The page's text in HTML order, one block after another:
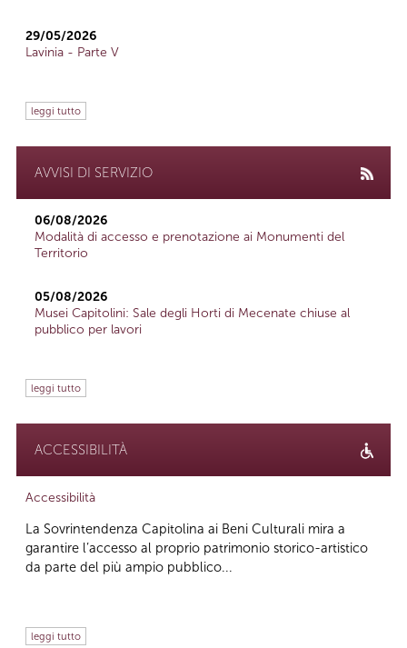
29/05/2026
Lavinia - Parte V
leggi tutto
AVVISI DI SERVIZIO
06/08/2026
Modalità di accesso e prenotazione ai Monumenti del
Territorio
05/08/2026
Musei Capitolini: Sale degli Horti di Mecenate chiuse al
pubblico per lavori
leggi tutto
ACCESSIBILITÀ
Accessibilità
La Sovrintendenza Capitolina ai Beni Culturali mira a
garantire l’accesso al proprio patrimonio storico-artistico
da parte del più ampio pubblico...
leggi tutto